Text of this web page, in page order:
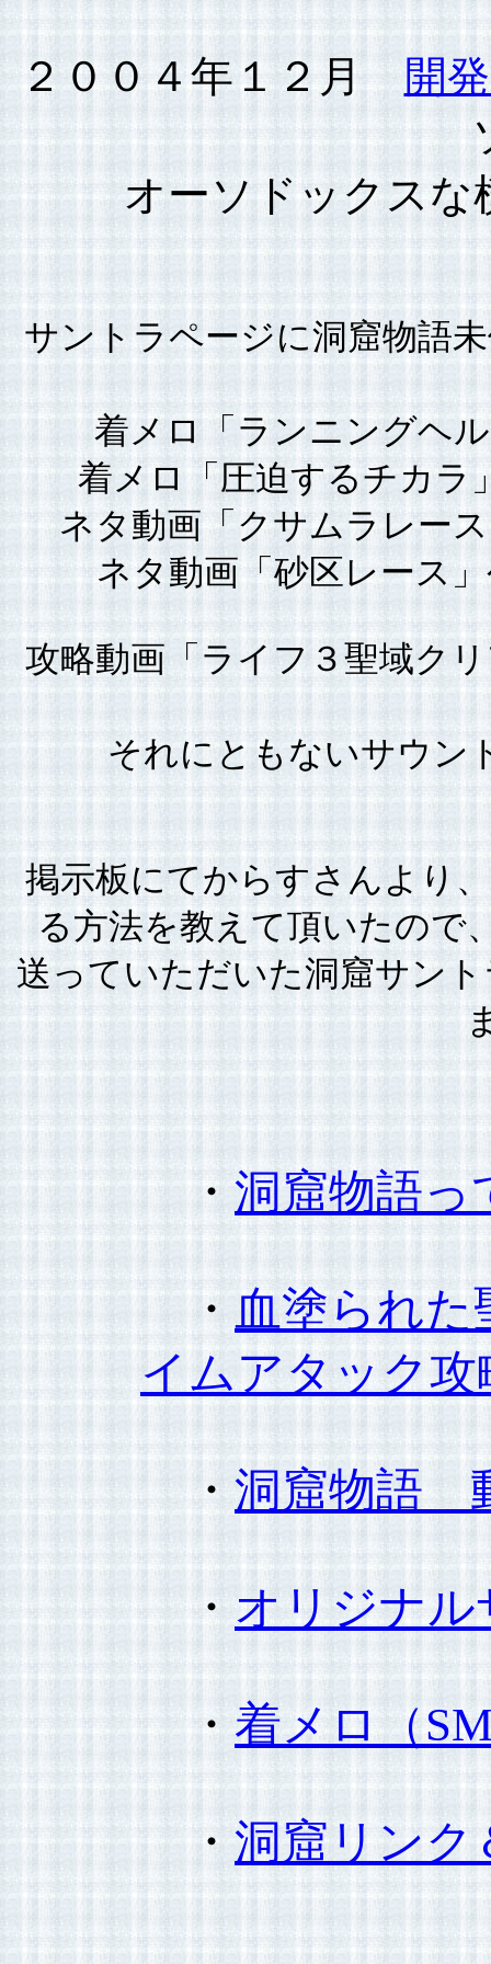
２００４年１２月開
オーソドックスな
サントラページに洞窟物語
着メロ「ランニングヘ
着メロ「圧迫するチカラ
ネタ動画「クサムラレー
ネタ動画「砂区レース
攻略動画「ライフ３聖域ク
それにともないサウン
掲示板にてからすさんより
る方法を教えて頂いたので
送っていただいた洞窟サン
・ 洞窟物語っ
・ 血塗られ
イムアタック攻
・ 洞窟物語
・ オリジナ
・ 着メロ（
・ 洞窟リンク